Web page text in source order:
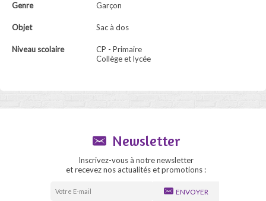
Genre Garçon
Objet Sac à dos
Niveau scolaire
CP - Primaire
Collège et lycée
Newsletter
Inscrivez-vous à notre newsletter
et recevez nos actualités et promotions :
ENVOYER